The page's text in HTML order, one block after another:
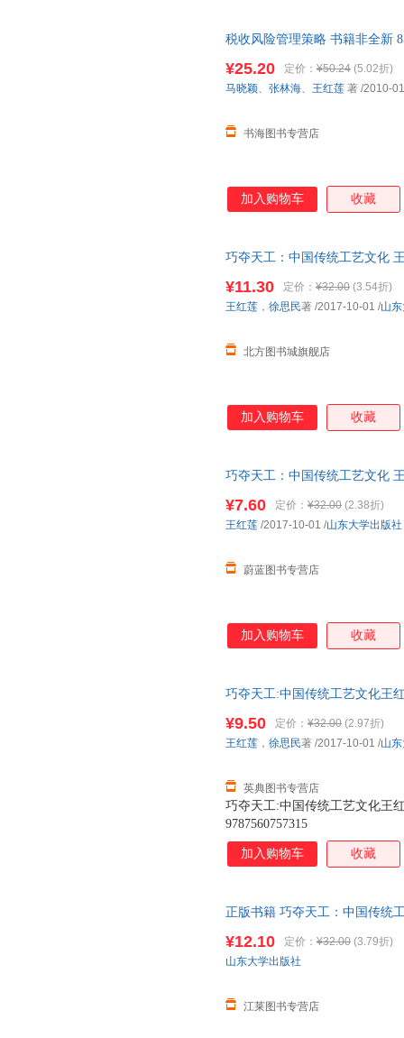
税收风险管理策略 书籍非全新
¥25.20 定价： ¥50.24 (5.02折)
书海图书专营店
马晓颖、 张林海、 王红莲 著 /2010-
加入购物车 收藏
巧夺天工：中国传统工艺文化
¥11.30 定价： ¥32.00 (3.54折)
北方图书城旗舰店
王红莲 ， 徐思民著 /2017-10-01 /山
加入购物车 收藏
巧夺天工：中国传统工艺文化
¥7.60 定价： ¥32.00 (2.38折)
蔚蓝图书专营店
王红莲 /2017-10-01 /山东大学出版社
加入购物车 收藏
巧夺天工:中国传统工艺文化王
巧夺天工:中国传统工艺文化王
9787560757315
¥9.50 定价： ¥32.00 (2.97折)
英典图书专营店
王红莲 ， 徐思民著 /2017-10-01 /山
加入购物车 收藏
正版书籍 巧夺天工：中国传统
¥12.10 定价： ¥32.00 (3.79折)
江莱图书专营店
山东大学出版社